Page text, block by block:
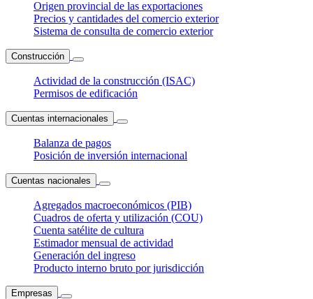
Origen provincial de las exportaciones
Precios y cantidades del comercio exterior
Sistema de consulta de comercio exterior
Construcción
Actividad de la construcción (ISAC)
Permisos de edificación
Cuentas internacionales
Balanza de pagos
Posición de inversión internacional
Cuentas nacionales
Agregados macroeconómicos (PIB)
Cuadros de oferta y utilización (COU)
Cuenta satélite de cultura
Estimador mensual de actividad
Generación del ingreso
Producto interno bruto por jurisdicción
Empresas